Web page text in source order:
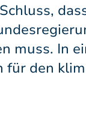
muss. In
den